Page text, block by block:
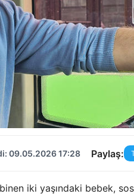
09.05.2026 17:28 Paylaş:
iki yaşındaki bebek,